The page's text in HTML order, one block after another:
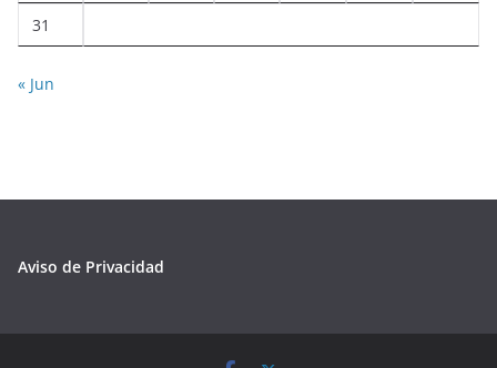
31
« Jun
Aviso de Privacidad